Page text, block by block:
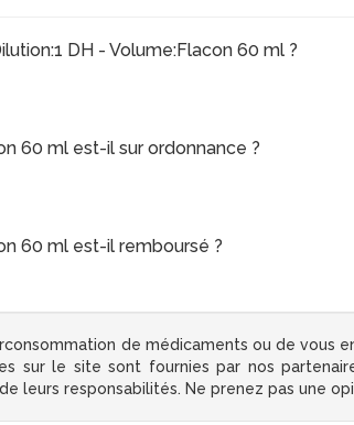
DH - Volume:Flacon 60 ml ?
60 ml est-il sur ordonnance ?
60 ml est-il remboursé ?
de médicaments ou de vous
sur le site sont fournies par nos
responsabilités. Ne prenez pas une